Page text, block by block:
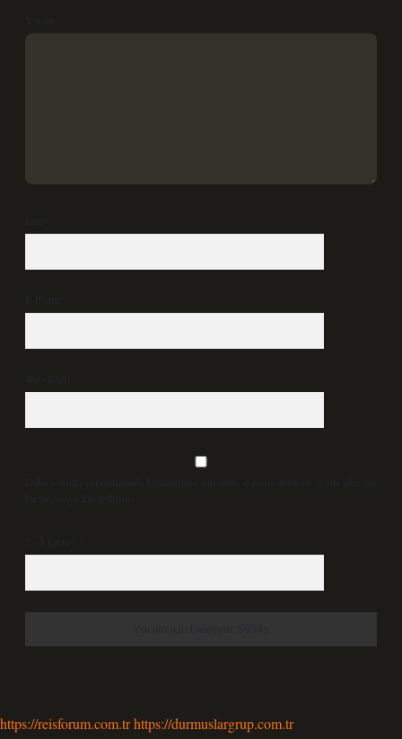
Yorum
İsim*
E-Posta*
Web Sitesi
Daha sonraki yorumlarımda kullanılması için adım, e-posta adresim ve site adresim
bu tarayıcıya kaydedilsin.
9 - 5 kaçtır?
https://reisforum.com.trhttps://durmuslargrup.com.tr